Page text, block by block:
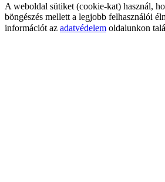
A weboldal sütiket (cookie-kat) használ,
böngészés mellett a legjobb felhasználói
információt az adatvédelem oldalunkon